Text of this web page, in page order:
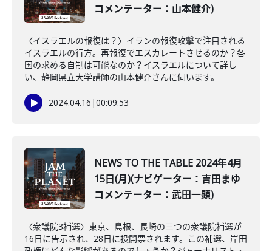
コメンテーター：山本健介)
〈イスラエルの報復は？〉イランの報復攻撃で注目される
イスラエルの行方。再報復でエスカレートさせるのか？各
国の求める自制は可能なのか？イスラエルについて詳し
い、静岡県立大学講師の山本健介さんに伺います。
2024.04.16 |00:09:53
NEWS TO THE TABLE 2024年4月
15日(月)(ナビゲーター：吉田まゆ
コメンテーター：武田一顕)
〈衆議院3補選〉東京、島根、長崎の三つの衆議院補選が
16日に告示され、28日に投開票されます。この補選、岸田